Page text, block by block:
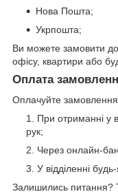
Нова Пошта;
Укрпошта;
Ви можете замовити
офісу, квартири або
Оплата
Оплачуйте замовлення
При отриманні у
рук;
Через онлайн-
У відділенні
Залишились